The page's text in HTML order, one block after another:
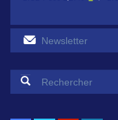
Formulaire